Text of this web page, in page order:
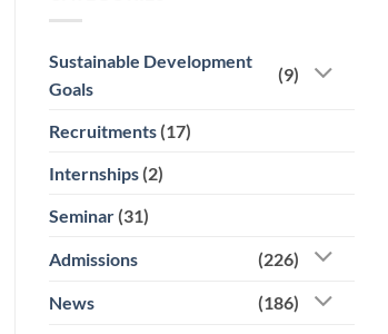
Sustainable Development
Goals
(9)
Recruitments (17)
Internships (2)
Seminar (31)
Admissions (226)
News (186)